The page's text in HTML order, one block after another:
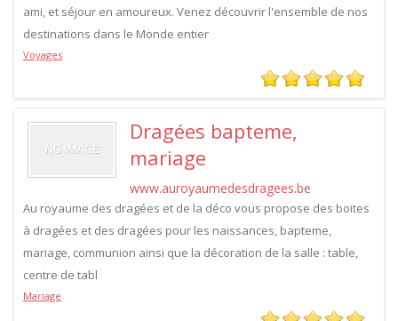
ami, et séjour en amoureux. Venez découvrir l'ensemble de nos
destinations dans le Monde entier
Voyages
Dragées bapteme,
mariage
www.auroyaumedesdragees.be
Au royaume des dragées et de la déco vous propose des boites
à dragées et des dragées pour les naissances, bapteme,
mariage, communion ainsi que la décoration de la salle : table,
centre de tabl
Mariage